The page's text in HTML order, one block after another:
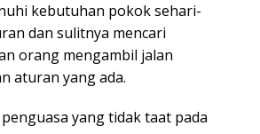
kebutuhan pokok sehari-
dan sulitnya mencari
orang mengambil jalan
aturan yang ada.
yang tidak taat pada